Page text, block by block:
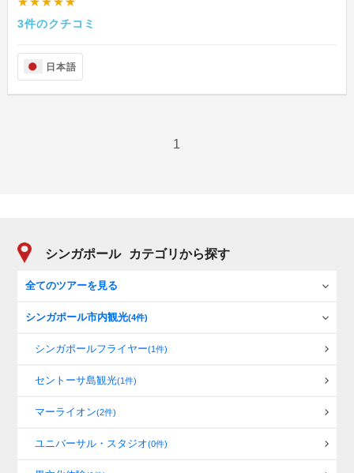
3件のクチコミ
日本語
1
シンガポール カテゴリから探す
全てのツアーを見る
シンガポール市内観光(4件)
シンガポールフライヤー(1件)
セントーサ島観光(1件)
マーライオン(2件)
ユニバーサル・スタジオ(0件)